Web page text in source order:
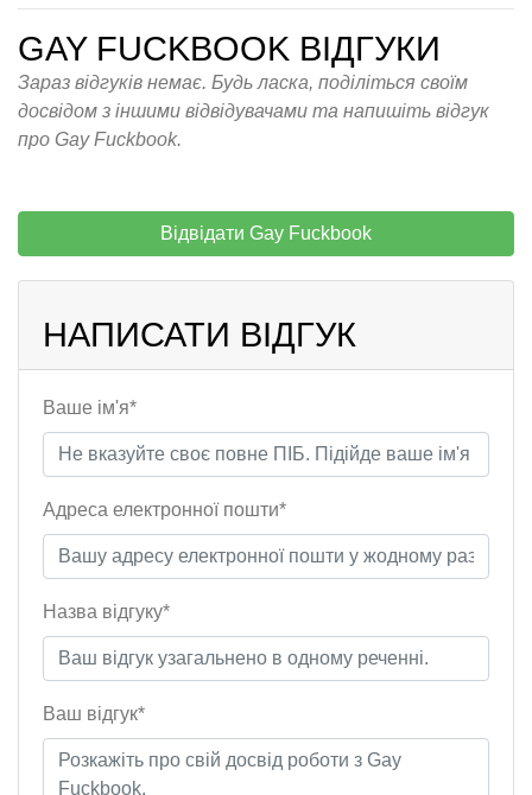
GAY FUCKBOOK ВІДГУКИ
Зараз відгуків немає. Будь ласка, поділіться своїм
досвідом з іншими відвідувачами та напишіть відгук
про Gay Fuckbook.
Відвідати Gay Fuckbook
НАПИСАТИ ВІДГУК
Ваше ім'я*
Адреса електронної пошти*
Назва відгуку*
Ваш відгук*